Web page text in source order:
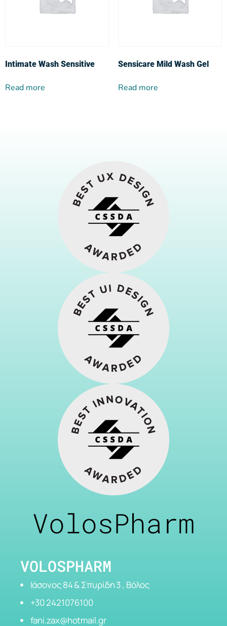
Intimate Wash Sensitive
Read more
Sensicare Mild Wash Gel
Read more
VolosPharm
VOLOSPHARM
Ιάσονος 84 & Σπυρίδη 3 , Βόλος
+30 2421076100
fani.zax@hotmail.gr